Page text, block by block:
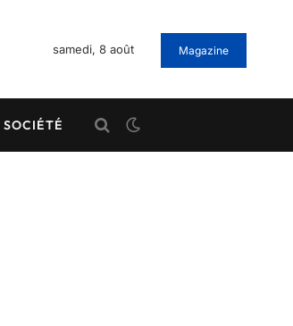
samedi, 8 août Magazine
SOCIÉTÉ